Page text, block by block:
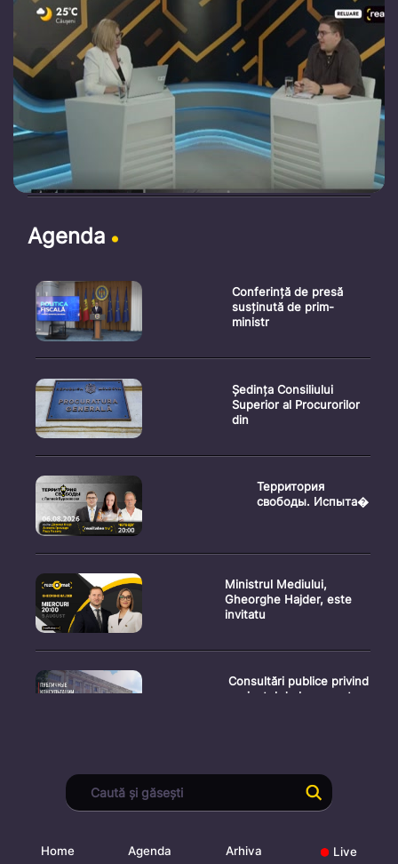
Agenda
Conferință de presă
susținută de prim-
ministr
Ședința Consiliului
Superior al Procurorilor
din
Территория
свободы. Испыта�
Ministrul Mediului,
Gheorghe Hajder, este
invitatu
Consultări publice privind
proiectul de lege pent
Consultarea Publică CP-
01, dedicată Studiilor de
Home Agenda Arhiva Live